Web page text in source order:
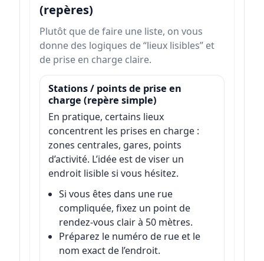
(repères)
Plutôt que de faire une liste, on vous
donne des logiques de “lieux lisibles” et
de prise en charge claire.
Stations / points de prise en
charge (repère simple)
En pratique, certains lieux
concentrent les prises en charge :
zones centrales, gares, points
d’activité. L’idée est de viser un
endroit lisible si vous hésitez.
Si vous êtes dans une rue
compliquée, fixez un point de
rendez-vous clair à 50 mètres.
Préparez le numéro de rue et le
nom exact de l’endroit.